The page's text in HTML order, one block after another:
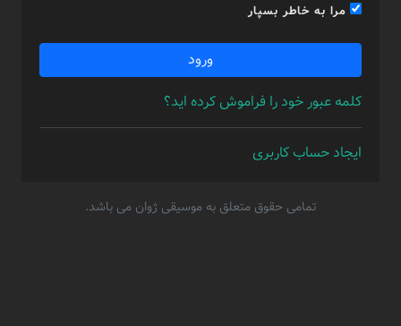
مرا به خاطر بسپار
ورود
کلمه عبور خود را فراموش کرده اید؟
ایجاد حساب کاربری
تمامی حقوق متعلق به موسیقی ژوان می باشد.